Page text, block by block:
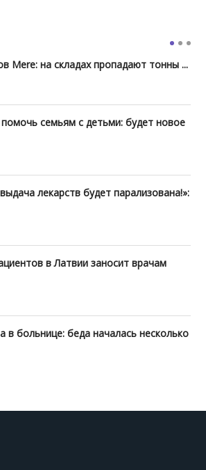
Mere: на складах пропадают тонны ...
семьям с детьми: будет новое
лекарств будет парализована!»:
в Латвии заносит врачам
в больнице: беда началась несколько